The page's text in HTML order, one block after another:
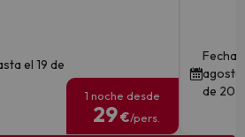
el 19 de
1 noche desde
29€/pers.
agosto
de